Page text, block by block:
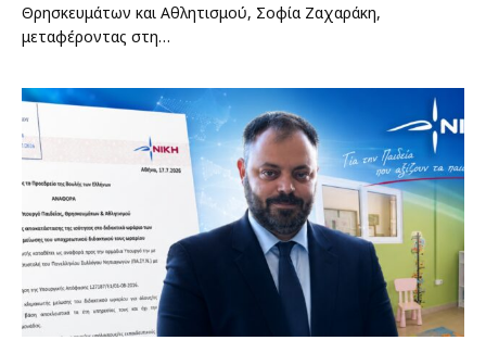
Θρησκευμάτων και Αθλητισμού, Σοφία Ζαχαράκη,
μεταφέροντας στη…